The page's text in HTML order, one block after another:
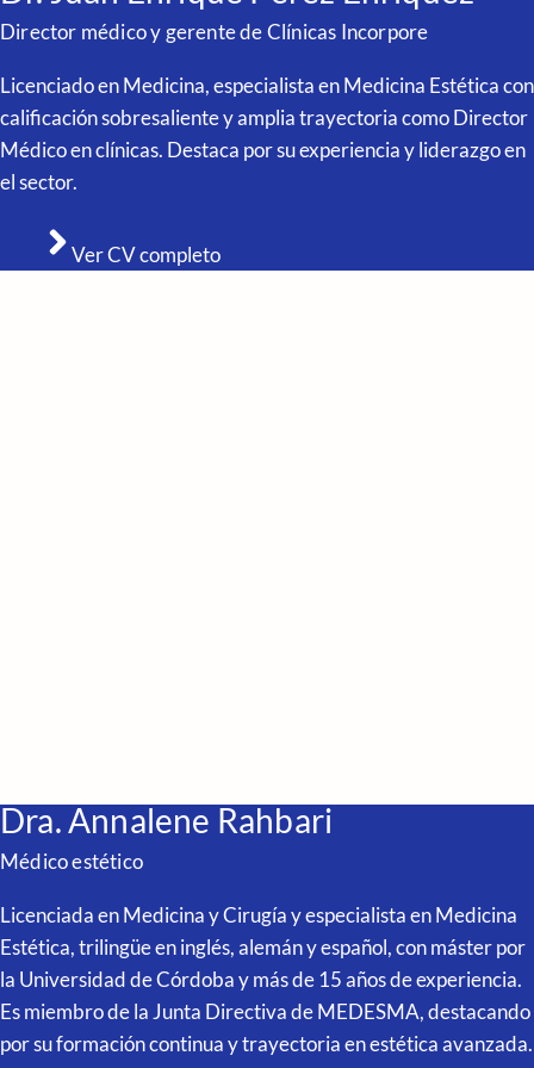
Director médico y gerente de Clínicas Incorpore
Licenciado en Medicina, especialista en Medicina Estética con
calificación sobresaliente y amplia trayectoria como Director
Médico en clínicas. Destaca por su experiencia y liderazgo en
el sector.
Ver CV completo
Dra. Annalene Rahbari
Médico estético
Licenciada en Medicina y Cirugía y especialista en Medicina
Estética, trilingüe en inglés, alemán y español, con máster por
la Universidad de Córdoba y más de 15 años de experiencia.
Es miembro de la Junta Directiva de MEDESMA, destacando
por su formación continua y trayectoria en estética avanzada.